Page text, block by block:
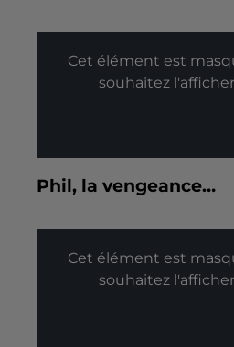
Cet élément est
souhaitez
Phil, la vengeance…
Cet élément est
souhaitez